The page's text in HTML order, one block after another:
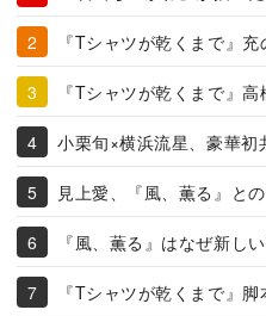
『Tシャツが乾くまで』
『Tシャツが乾くまで』
小栗旬×横浜流星、豪華初
見上愛、『風、薫る』と
『風、薫る』はなぜ新し
『Tシャツが乾くまで』